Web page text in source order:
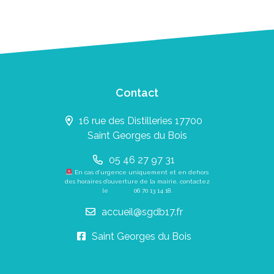
Contact
16 rue des Distilleries 17700
Saint Georges du Bois
05 46 27 97 31
En cas d’urgence uniquement et en dehors
des horaires d’ouverture de la mairie, contactez
le 06 70 13 14 18
accueil@sgdb17.fr
Saint Georges du Bois